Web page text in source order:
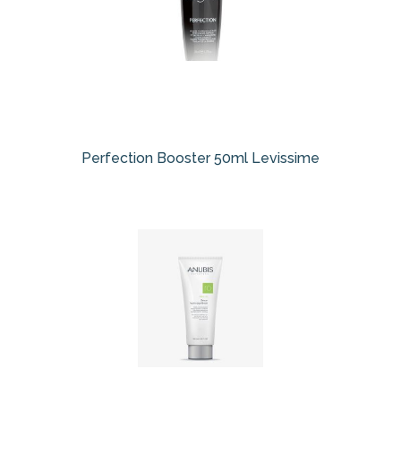
Perfection Booster 50ml Levissime